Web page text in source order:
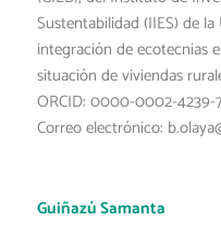
Sustentabilidad (IIES) de
integración de ecotecnias
situación de viviendas
ORCID: 0000-0002-4239-
Correo electrónico:
Guiñazú Samanta